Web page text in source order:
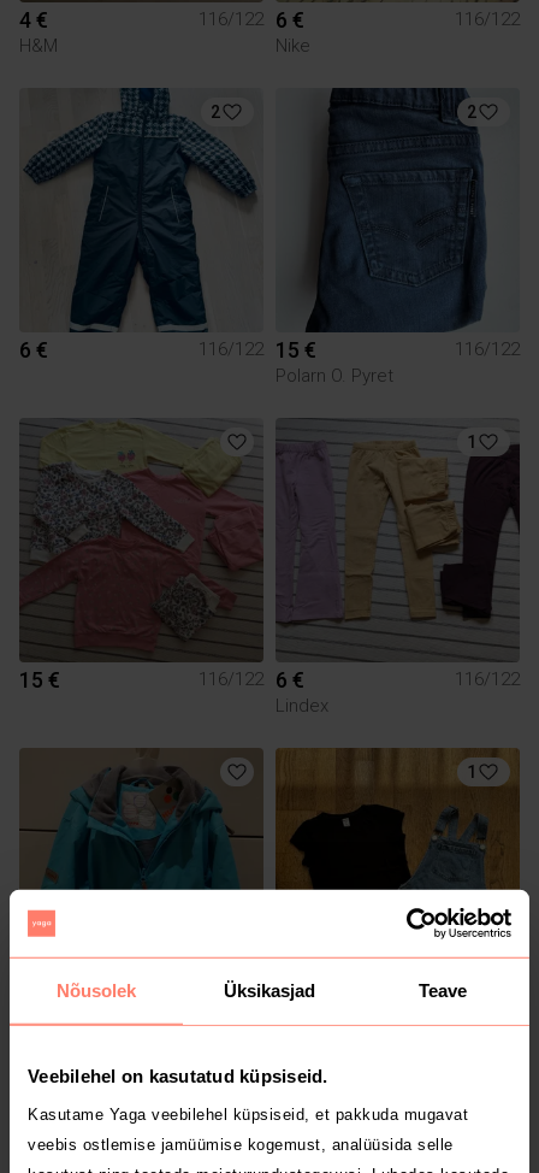
Nõusolek Üksikasjad Teave
Veebilehel on kasutatud küpsiseid.
Kasutame Yaga veebilehel küpsiseid, et pakkuda mugavat
veebis ostlemise jamüümise kogemust, analüüsida selle
4 €
116/122
H&M
6 €
116/122
Nike
2
6 € 116/122
2
15 €
116/122
Polarn O. Pyret
15 € 116/122
1
6 €
116/122
Lindex
1
1.5 €